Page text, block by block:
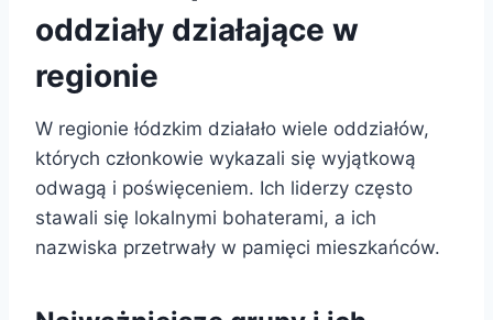
oddziały działające w
regionie
W regionie łódzkim działało wiele oddziałów,
których członkowie wykazali się wyjątkową
odwagą i poświęceniem. Ich liderzy często
stawali się lokalnymi bohaterami, a ich
nazwiska przetrwały w pamięci mieszkańców.